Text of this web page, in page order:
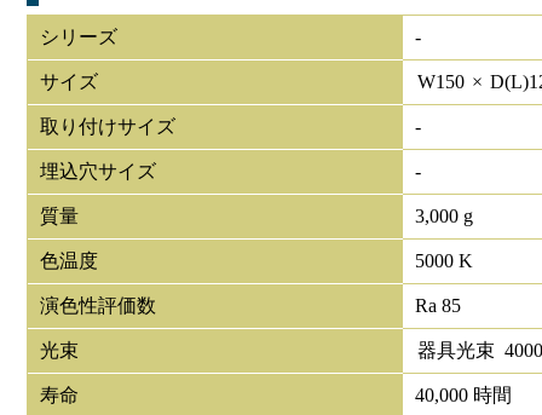
シリーズ -
サイズ W150 × D(L)
取り付けサイズ -
埋込穴サイズ -
質量 3,000 g
色温度 5000 K
演色性評価数 Ra 85
光束 器具光束
寿命 40,000 時間